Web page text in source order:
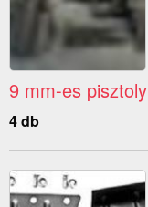
9 mm-es pisztoly
4 db